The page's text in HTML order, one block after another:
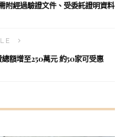
附經過驗證文件、受委託證明資料
額增至250萬元 約50家可受惠